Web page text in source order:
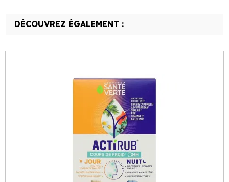
DÉCOUVREZ ÉGALEMENT :